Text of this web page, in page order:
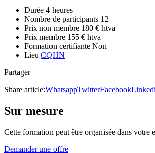
Durée 4 heures
Nombre de participants 12
Prix non membre 180 € htva
Prix membre 155 € htva
Formation certifiante Non
Lieu CQHN
Partager
Share article:WhatsappTwitterFacebook
Sur mesure
Cette formation peut être organisée dans votre
Demander une offre